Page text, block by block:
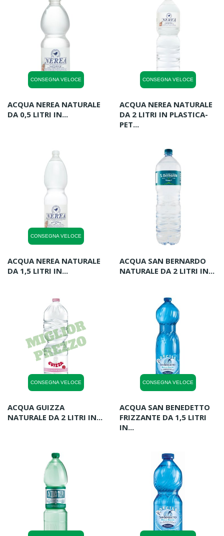
CONSEGNA VELOCE
ACQUA NEREA NATURALE
DA 0,5 LITRI IN...
CONSEGNA VELOCE
ACQUA NEREA NATURALE
DA 2 LITRI IN PLASTICA-
PET...
CONSEGNA VELOCE
ACQUA NEREA NATURALE
DA 1,5 LITRI IN...
ACQUA SAN BERNARDO
NATURALE DA 2 LITRI IN...
CONSEGNA VELOCE
ACQUA GUIZZA
NATURALE DA 2 LITRI IN...
CONSEGNA VELOCE
ACQUA SAN BENEDETTO
FRIZZANTE DA 1,5 LITRI
IN...